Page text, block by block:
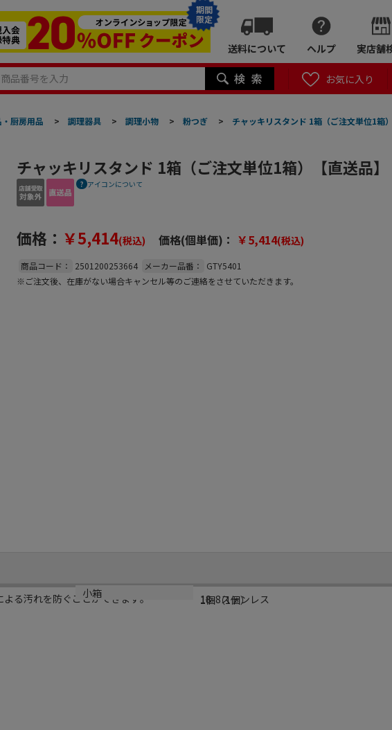
期間
限定
送料について ヘルプ 実店舗
お気に入り
厨房用品 > 調理器具 > 調理小物 > 粉つぎ > チャッキリスタンド 1箱（ご注文単位1箱）
チャッキリスタンド 1箱（ご注文単位1箱）【直送品】
アイコンについて
価格： ￥5,414(税込) 価格(個単価)： ￥5,414(税込)
商品コード： 2501200253664 メーカー品番：
GTY5401
※ご注文後、在庫がない場合キャンセル等のご連絡をさせていただきます。
る汚れを防ぐことができます｡
材質
18-8ステンレス
小箱
1個（1個）